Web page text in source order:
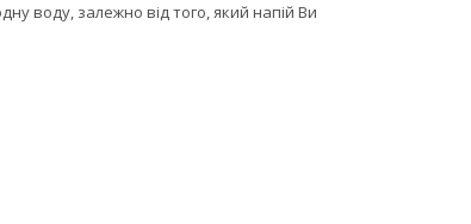
воду, залежно від того, який напій Ви